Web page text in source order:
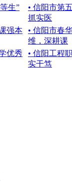
生”
• 信阳市第
抓实医
强本
• 信阳市春
维，深耕课
优秀
• 信阳工程
实干笃